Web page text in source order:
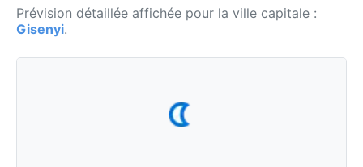
Prévision détaillée affichée pour la ville capitale :
Gisenyi.